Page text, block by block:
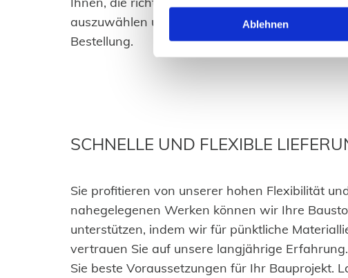
Ablehnen
auszuwählen und sorgt für eine schnelle
Bestellung.
SCHNELLE UND FLEXIBLE
Sie profitieren von unserer hohen Flexibilität
nahegelegenen Werken können wir Ihre
unterstützen, indem wir für pünktliche
vertrauen Sie auf unsere langjährige
Sie beste Voraussetzungen für Ihr Bauprojekt.